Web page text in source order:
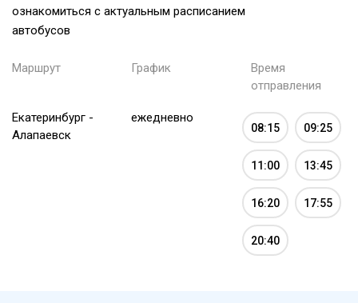
ознакомиться с актуальным расписанием
автобусов
Маршрут График
Время
отправления
Екатеринбург -
Алапаевск
ежедневно
08:15 09:25
11:00 13:45
16:20 17:55
20:40